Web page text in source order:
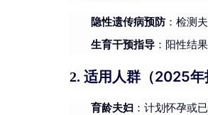
隐性遗传病预防 ：检测
生育干预指导 ：阳性结
2. 适用人群（2025年
育龄夫妇 ：计划怀孕或